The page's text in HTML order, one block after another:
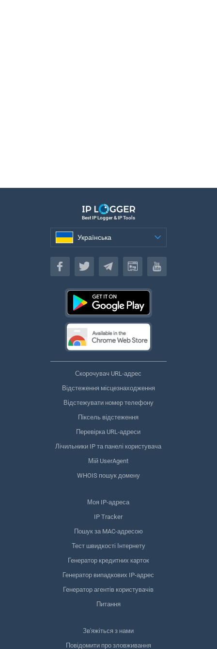
Best IP Logger & IP Tools
Українська
Українська
Скорочувач URL-адрес
Відстеження місцезнаходження
Відстежувати номер телефону
Піксель відстеження
Перевірка URL-адреси
Лічильники IP та панелі користувача
Мій UserAgent
WHOIS пошук домену
Моя IP-адреса
IP Tracker
Пошук за MAC-адресою
Тест швидкості Інтернету
Генератор кредитних карток
Генератор випадкових IP-адрес
Генератор агентів користувачів
Питання
Зв'яжіться з нами
Повідомити про зловживання